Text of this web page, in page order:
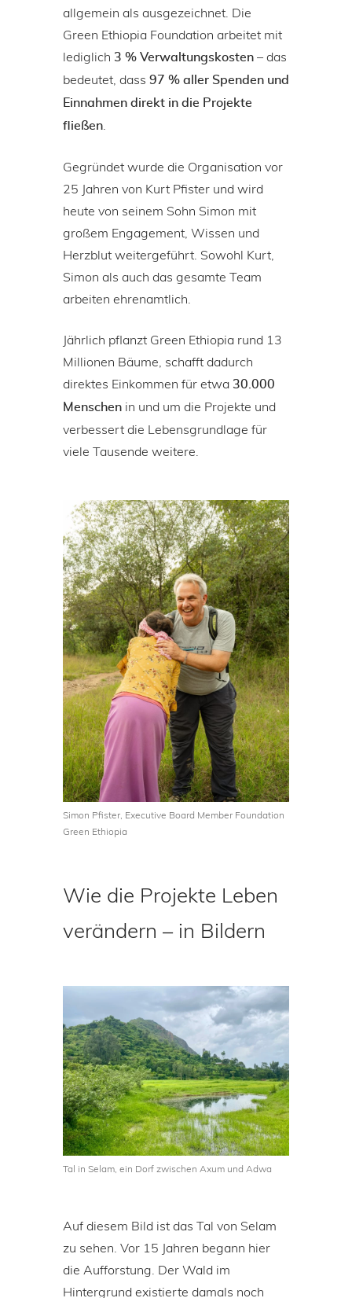
allgemein als ausgezeichnet. Die
Green Ethiopia Foundation arbeitet mit
lediglich 3 % Verwaltungskosten – das
bedeutet, dass 97 % aller Spenden und
Einnahmen direkt in die Projekte
fließen.
Gegründet wurde die Organisation vor
25 Jahren von Kurt Pfister und wird
heute von seinem Sohn Simon mit
großem Engagement, Wissen und
Herzblut weitergeführt. Sowohl Kurt,
Simon als auch das gesamte Team
arbeiten ehrenamtlich.
Jährlich pflanzt Green Ethiopia rund 13
Millionen Bäume, schafft dadurch
direktes Einkommen für etwa 30.000
Menschen in und um die Projekte und
verbessert die Lebensgrundlage für
viele Tausende weitere.
Simon Pfister, Executive Board Member Foundation
Green Ethiopia
Wie die Projekte Leben
verändern – in Bildern
Tal in Selam, ein Dorf zwischen Axum und Adwa
Auf diesem Bild ist das Tal von Selam
zu sehen. Vor 15 Jahren begann hier
die Aufforstung. Der Wald im
Hintergrund existierte damals noch